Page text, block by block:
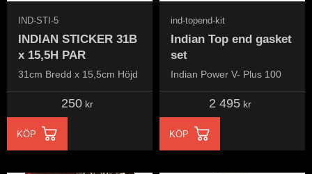
INDIAN STICKER 31B
x 15,5H PAR
31cm Bredd x 15,5cm Höjd
IND-STI-5
250 kr
KÖP
Indian Top end gasket
set
Indian Power V- Plus 100
ind-topend-kit
2 495kr
KÖP